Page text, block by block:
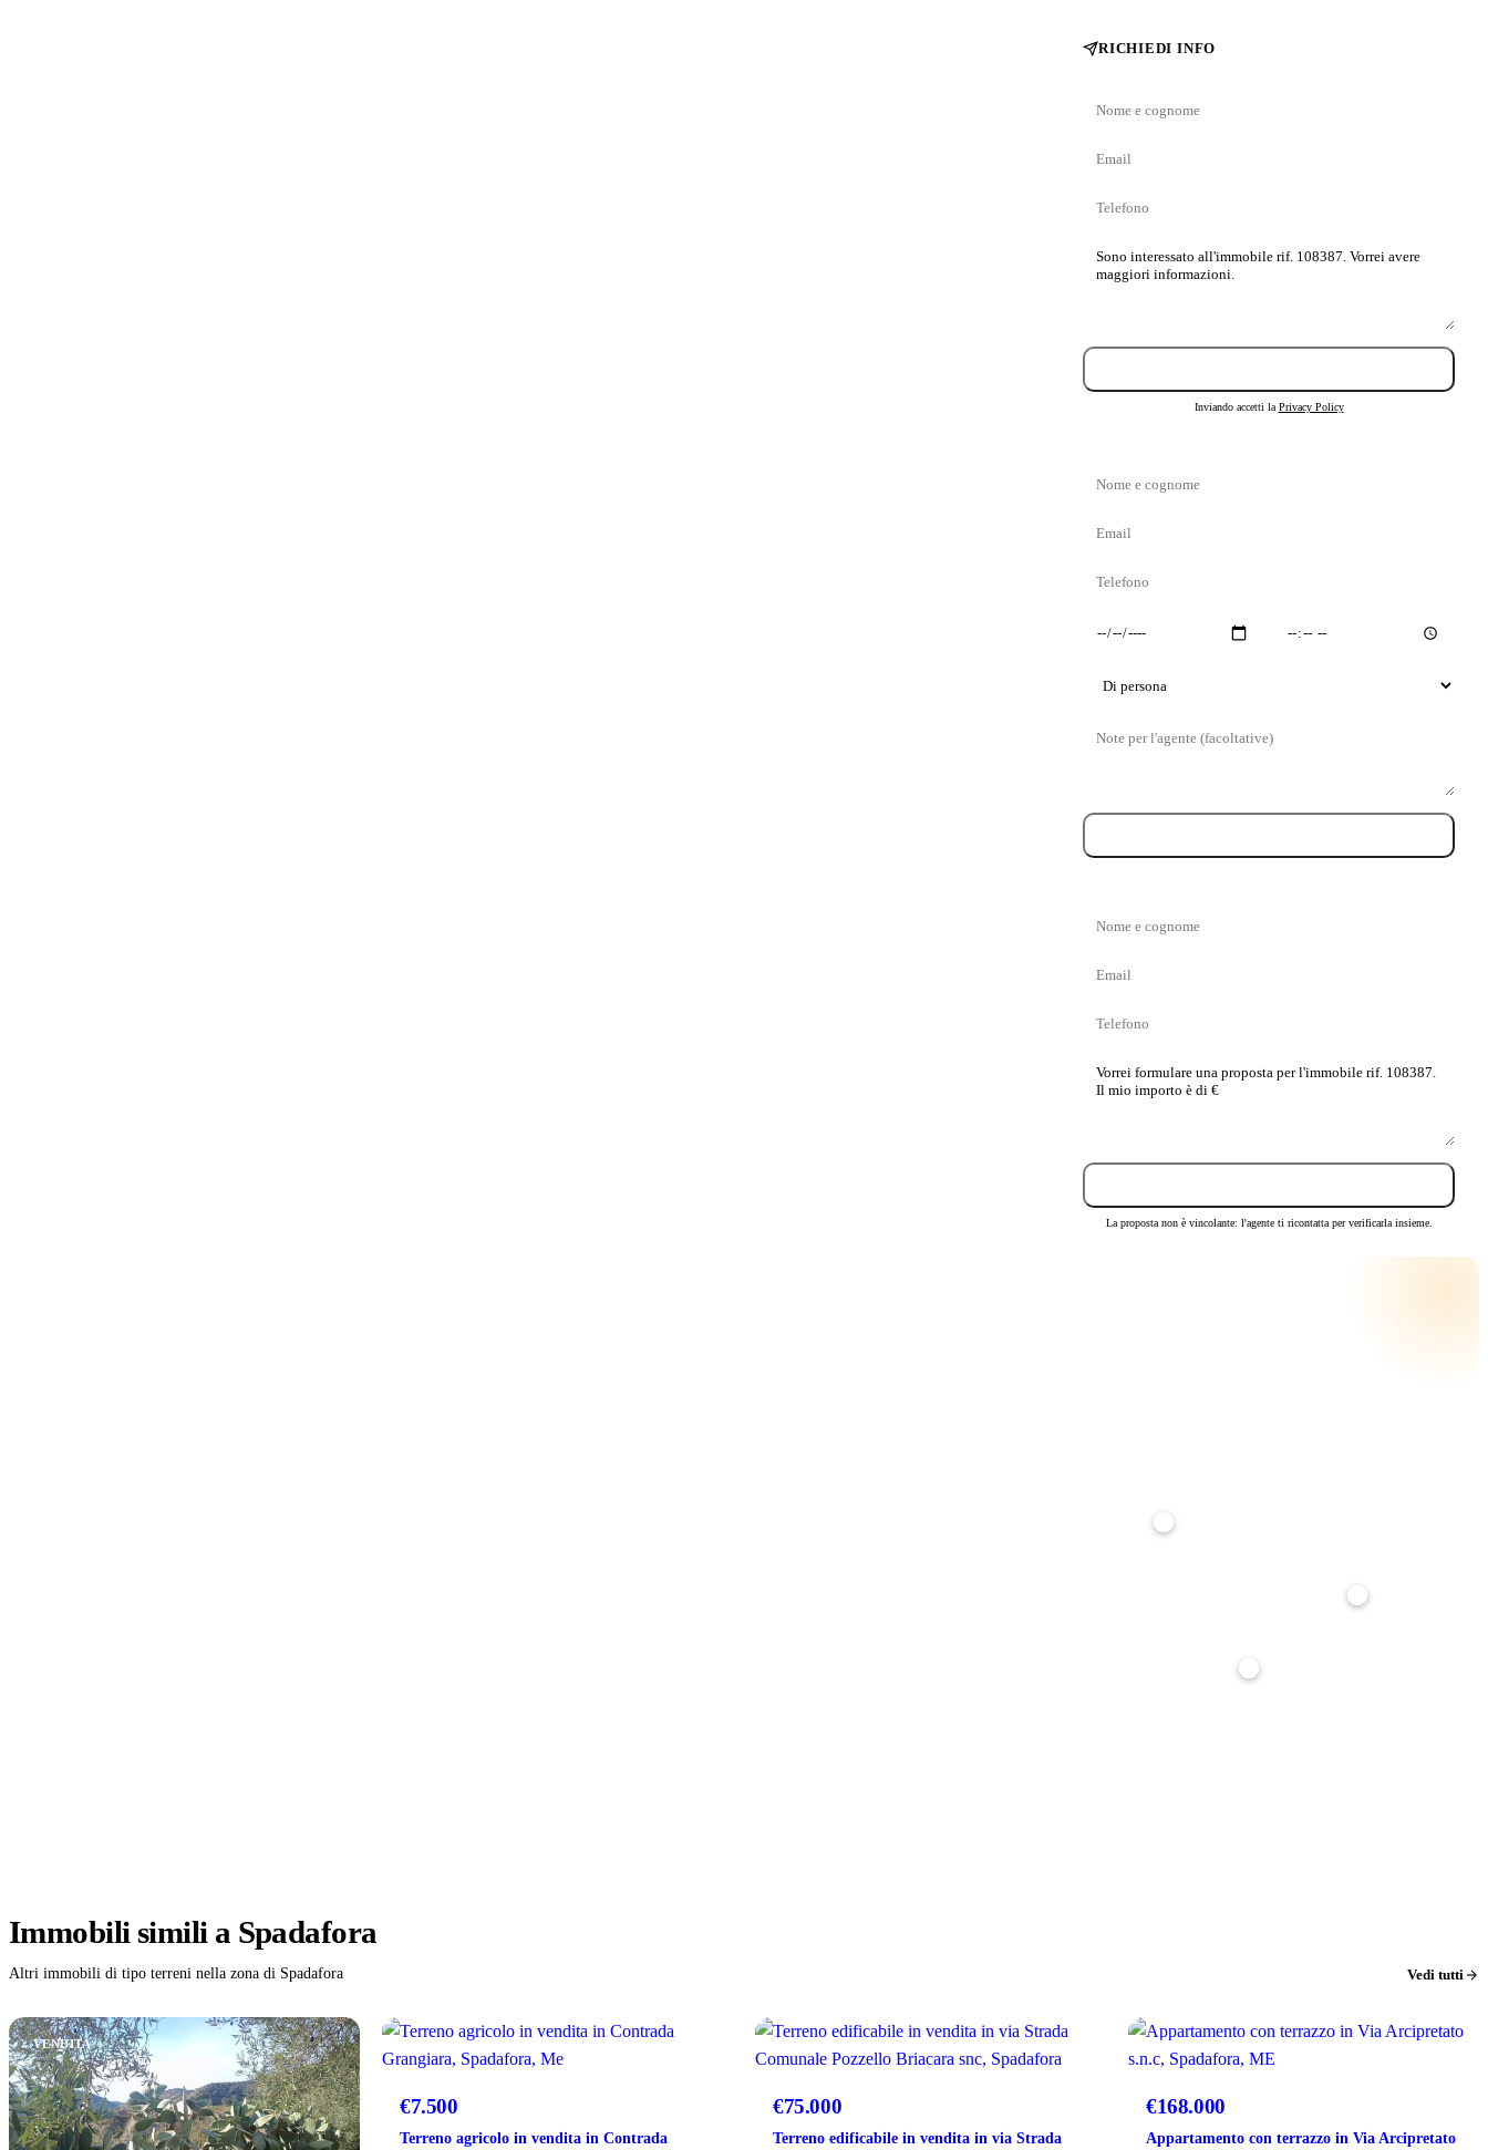
RICHIEDI INFO
Nome
cognome
Email
Telefono
Messaggio
Inviando accetti la Privacy Policy
Nome
cognome
Email
Telefono
Giorno
Orario
Tipo
visita
Messaggio
Nome
cognome
Email
Telefono
La
tua
La proposta non è vincolante: l'agente ti ricontatta per verificarla insieme.
Immobili simili a Spadafora
Altri immobili di tipo terreni nella zona di Spadafora Vedi tutti
VENDITA
€7.500
Terreno agricolo in vendita in Contrada
€75.000
Terreno edificabile in vendita in via Strada
VENDITA
€168.000
Appartamento con terrazzo in Via Arcipretato